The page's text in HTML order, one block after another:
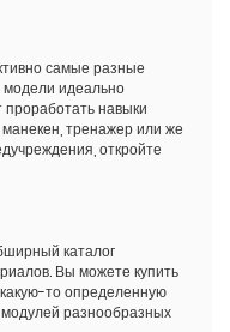
самые разные
идеально
проработать навыки
тренажер или же
откройте
каталог
Вы можете купить
то определенную
модулей разнообразных